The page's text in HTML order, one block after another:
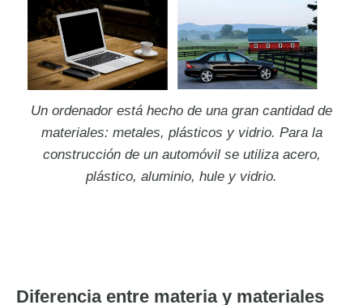
Un ordenador está hecho de una gran cantidad de
materiales: metales, plásticos y vidrio. Para la
construcción de un automóvil se utiliza acero,
plástico, aluminio, hule y vidrio.
Diferencia entre materia y materiales